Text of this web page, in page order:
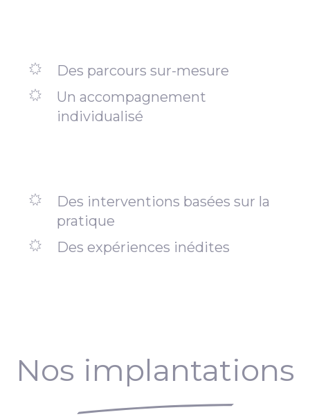
Des parcours sur-mesure
Un accompagnement
individualisé
Des interventions basées sur la
pratique
Des expériences inédites
Nos implantations